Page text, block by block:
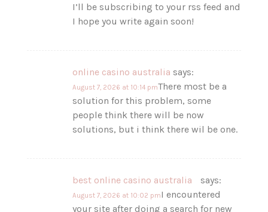
I’ll be subscribing to your rss feed and
I hope you write again soon!
online casino australia says:
August 7, 2026 at 10:14 pmThere most be a
solution for this problem, some
people think there will be now
solutions, but i think there wil be one.
best online casino australia says:
August 7, 2026 at 10:02 pmI encountered
your site after doing a search for new